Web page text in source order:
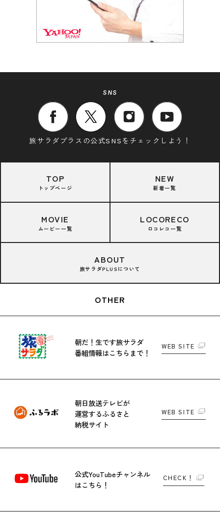
SNS
旅サラダプラスの公式SNSをチェックしよう！
TOP
トップページ
NEW
新着一覧
MOVIE
ムービー一覧
LOCORECO
ロコレコ一覧
ABOUT
旅サラダPLUSについて
OTHER
朝だ！生です旅サラダ
番組情報はこちらまで！
WEB SITE
朝日放送テレビが
運営するふるさと
納税サイト
WEB SITE
公式YouTubeチャンネル
はこちら！
CHECK！